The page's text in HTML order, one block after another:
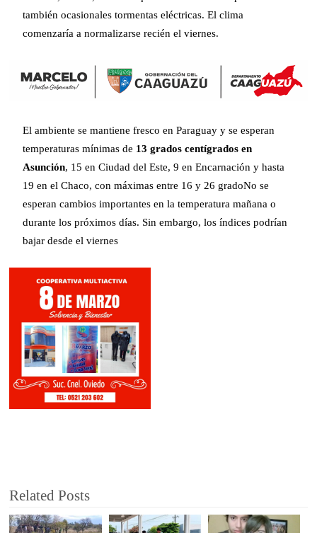
también ocasionales tormentas eléctricas. El clima
comenzaría a normalizarse recién el viernes.
El ambiente se mantiene fresco en Paraguay y se esperan
temperaturas mínimas de 13 grados centígrados en
Asunción, 15 en Ciudad del Este, 9 en Encarnación y hasta
19 en el Chaco, con máximas entre 16 y 26 gradoNo se
esperan cambios importantes en la temperatura mañana o
durante los próximos días. Sin embargo, los índices podrían
bajar desde el viernes
Related Posts